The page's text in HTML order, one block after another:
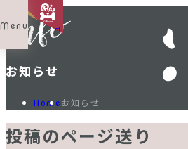
Menu Shop List
お知らせ
Home お知らせ
投稿のページ送り